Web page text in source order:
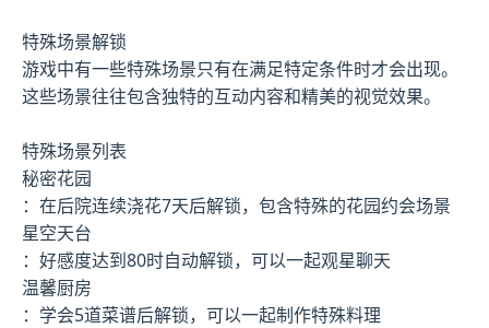
特殊场景解锁
游戏中有一些特殊场景只有在满足特定条件时才会出现。
这些场景往往包含独特的互动内容和精美的视觉效果。
特殊场景列表
秘密花园
：在后院连续浇花7天后解锁，包含特殊的花园约会场景
星空天台
：好感度达到80时自动解锁，可以一起观星聊天
温馨厨房
：学会5道菜谱后解锁，可以一起制作特殊料理